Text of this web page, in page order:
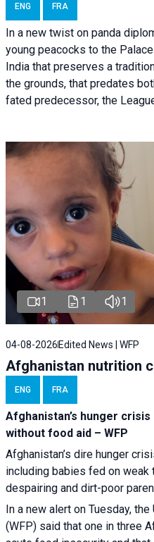
ENG FRA
In a new twist on panda
young peacocks to the
India that preserves a
the grounds, that predates
fated predecessor, the
1 1 1
04-08-2026 Edited News | WFP
Afghanistan nutrition
ENG FRA
Afghanistan’s hunger
without food aid – WFP
Afghanistan’s dire hunger
including babies fed on weak
despairing and dirt-poor
In a new alert on Tuesday,
(WFP) said that one in three